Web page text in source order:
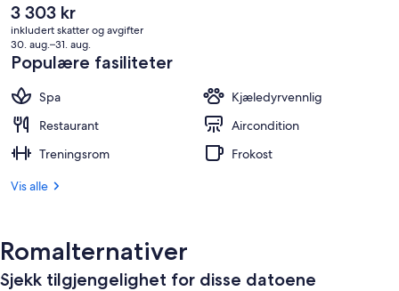
Den
nåværende
prisen
er
3 303 kr
3 303 kr
inkludert skatter og avgifter
30. aug.–31. aug.
Populære fasiliteter
Spa
Kjæledyrvennlig
Restaurant
Aircondition
Treningsrom
Frokost
Vis alle
Romalternativer
Sjekk tilgjengelighet for disse datoene